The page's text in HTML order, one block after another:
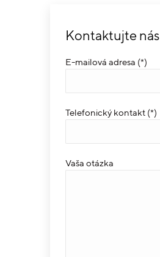
Kontaktujte nás
E-mailová adresa (*)
Telefonický kontakt (*)
Vaša otázka